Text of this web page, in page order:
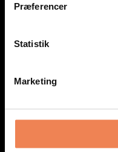
Præferencer
Statistik
Marketing